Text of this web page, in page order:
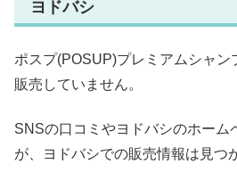
ヨドバシ
ポスプ(POSUP)プレミアムシャン
販売していません。
SNSの口コミやヨドバシのホーム
が、ヨドバシでの販売情報は見つ